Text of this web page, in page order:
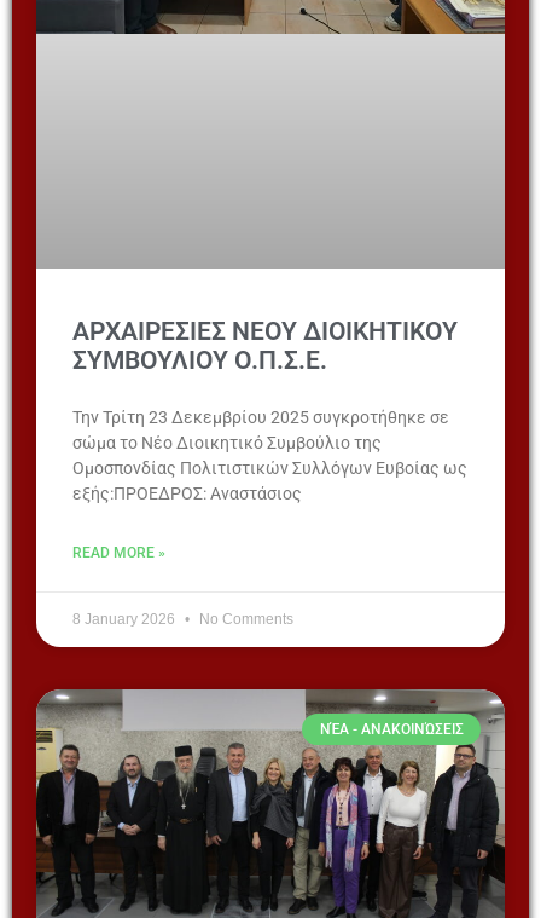
ΑΡΧΑΙΡΕΣΙΕΣ ΝΕΟΥ ΔΙΟΙΚΗΤΙΚΟΥ
ΣΥΜΒΟΥΛΙΟΥ Ο.Π.Σ.Ε.
Την Τρίτη 23 Δεκεμβρίου 2025 συγκροτήθηκε σε
σώμα το Νέο Διοικητικό Συμβούλιο της
Ομοσπονδίας Πολιτιστικών Συλλόγων Ευβοίας ως
εξής:ΠΡΟΕΔΡΟΣ: Αναστάσιος
READ MORE »
8 January 2026 No Comments
ΝΈΑ - ΑΝΑΚΟΙΝΏΣΕΙΣ